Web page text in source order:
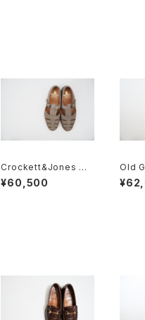
Crockett&Jones ク
ロケット&ジョーズ FIS
HERMAN グルカサンダ
¥60,500
Old
ッチ
ァー